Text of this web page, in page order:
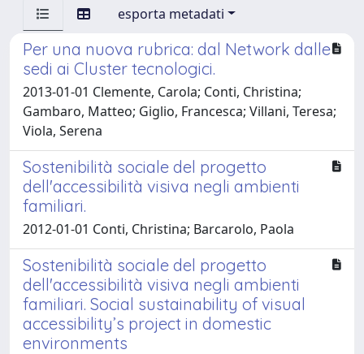
esporta metadati
Per una nuova rubrica: dal Network dalle
sedi ai Cluster tecnologici.
2013-01-01 Clemente, Carola; Conti, Christina;
Gambaro, Matteo; Giglio, Francesca; Villani, Teresa;
Viola, Serena
Sostenibilità sociale del progetto
dell'accessibilità visiva negli ambienti
familiari.
2012-01-01 Conti, Christina; Barcarolo, Paola
Sostenibilità sociale del progetto
dell'accessibilità visiva negli ambienti
familiari. Social sustainability of visual
accessibility’s project in domestic
environments